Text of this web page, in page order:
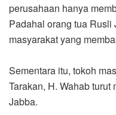
perusahaan hanya
Padahal orang tua Rusli
masyarakat yang
Sementara itu, tokoh
Tarakan, H. Wahab
Jabba.